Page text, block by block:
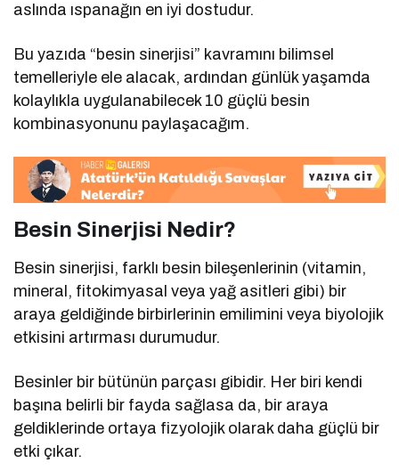
aslında ıspanağın en iyi dostudur.
Bu yazıda “besin sinerjisi” kavramını bilimsel
temelleriyle ele alacak, ardından günlük yaşamda
kolaylıkla uygulanabilecek 10 güçlü besin
kombinasyonunu paylaşacağım.
Besin Sinerjisi Nedir?
Besin sinerjisi, farklı besin bileşenlerinin (vitamin,
mineral, fitokimyasal veya yağ asitleri gibi) bir
araya geldiğinde birbirlerinin emilimini veya biyolojik
etkisini artırması durumudur.
Besinler bir bütünün parçası gibidir. Her biri kendi
başına belirli bir fayda sağlasa da, bir araya
geldiklerinde ortaya fizyolojik olarak daha güçlü bir
etki çıkar.